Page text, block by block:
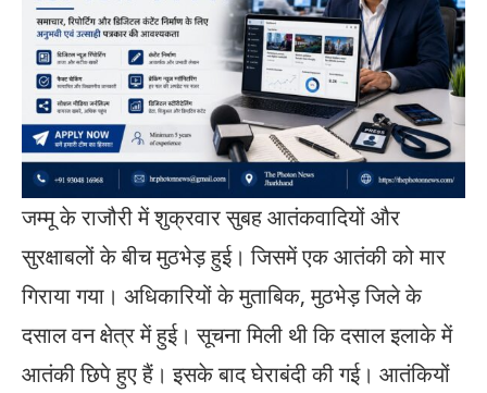
जम्मू के राजौरी में शुक्रवार सुबह आतंकवादियों और
सुरक्षाबलों के बीच मुठभेड़ हुई। जिसमें एक आतंकी को मार
गिराया गया। अधिकारियों के मुताबिक, मुठभेड़ जिले के
दसाल वन क्षेत्र में हुई। सूचना मिली थी कि दसाल इलाके में
आतंकी छिपे हुए हैं। इसके बाद घेराबंदी की गई। आतंकियों